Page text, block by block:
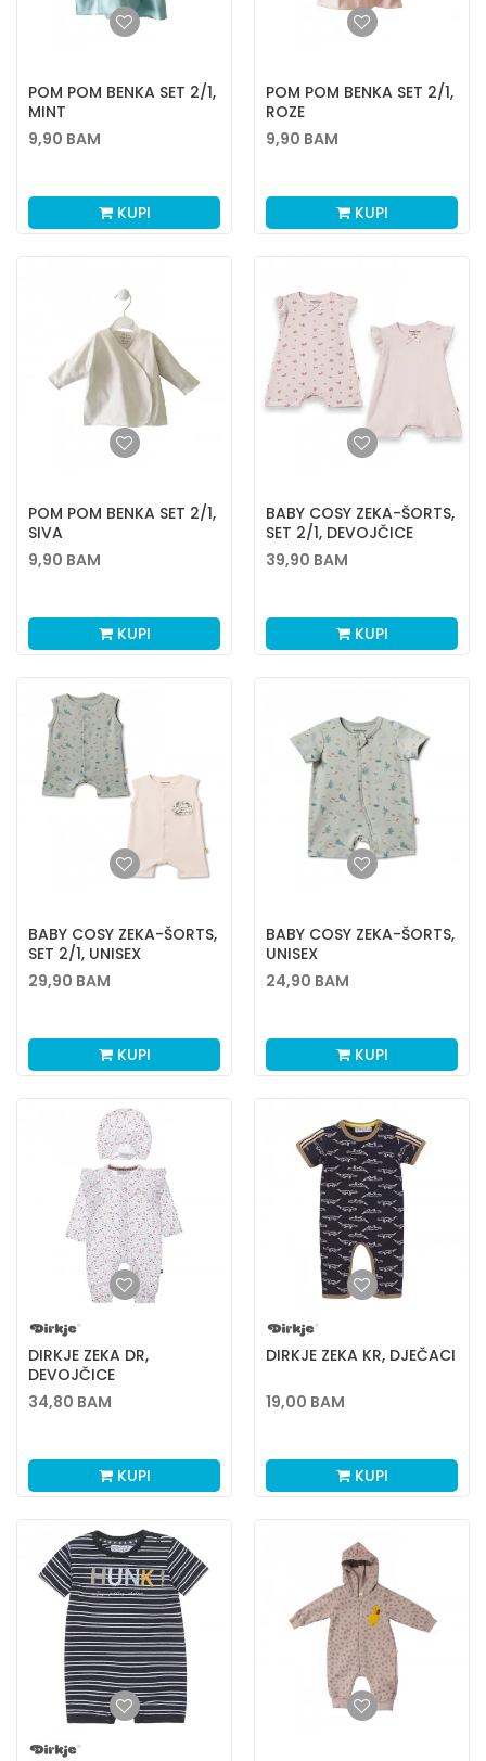
POM POM BENKA SET 2/1,
MINT
9,90 BAM
KUPI
POM POM BENKA SET 2/1,
ROZE
9,90 BAM
KUPI
POM POM BENKA SET 2/1,
SIVA
9,90 BAM
KUPI
BABY COSY ZEKA-ŠORTS,
SET 2/1, DEVOJČICE
39,90 BAM
KUPI
BABY COSY ZEKA-ŠORTS,
SET 2/1, UNISEX
29,90 BAM
KUPI
BABY COSY ZEKA-ŠORTS,
UNISEX
24,90 BAM
KUPI
DIRKJE ZEKA DR,
DEVOJČICE
34,80 BAM
KUPI
DIRKJE ZEKA KR, DJEČACI
19,00 BAM
KUPI